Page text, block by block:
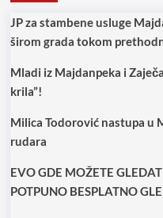
JP za stambene usluge
širom grada tokom
Mladi iz Majdanpeka i
krila”!
Milica Todorović nastupa u
rudara
EVO GDE MOŽETE
POTPUNO BESPLATNO